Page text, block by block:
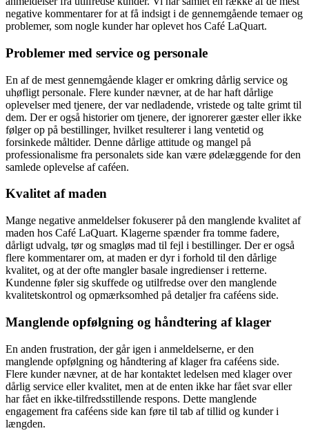
negative kommentarer for at få indsigt i de gennemgående temaer og
problemer, som nogle kunder har oplevet hos Café LaQuart.
Problemer med service og personale
En af de mest gennemgående klager er omkring dårlig service og
uhøfligt personale. Flere kunder nævner, at de har haft dårlige
oplevelser med tjenere, der var nedladende, vristede og talte grimt til
dem. Der er også historier om tjenere, der ignorerer gæster eller ikke
følger op på bestillinger, hvilket resulterer i lang ventetid og
forsinkede måltider. Denne dårlige attitude og mangel på
professionalisme fra personalets side kan være ødelæggende for den
samlede oplevelse af caféen.
Kvalitet af maden
Mange negative anmeldelser fokuserer på den manglende kvalitet af
maden hos Café LaQuart. Klagerne spænder fra tomme fadere,
dårligt udvalg, tør og smagløs mad til fejl i bestillinger. Der er også
flere kommentarer om, at maden er dyr i forhold til den dårlige
kvalitet, og at der ofte mangler basale ingredienser i retterne.
Kundenne føler sig skuffede og utilfredse over den manglende
kvalitetskontrol og opmærksomhed på detaljer fra caféens side.
Manglende opfølgning og håndtering af klager
En anden frustration, der går igen i anmeldelserne, er den
manglende opfølgning og håndtering af klager fra caféens side.
Flere kunder nævner, at de har kontaktet ledelsen med klager over
dårlig service eller kvalitet, men at de enten ikke har fået svar eller
har fået en ikke-tilfredsstillende respons. Dette manglende
engagement fra caféens side kan føre til tab af tillid og kunder i
længden.